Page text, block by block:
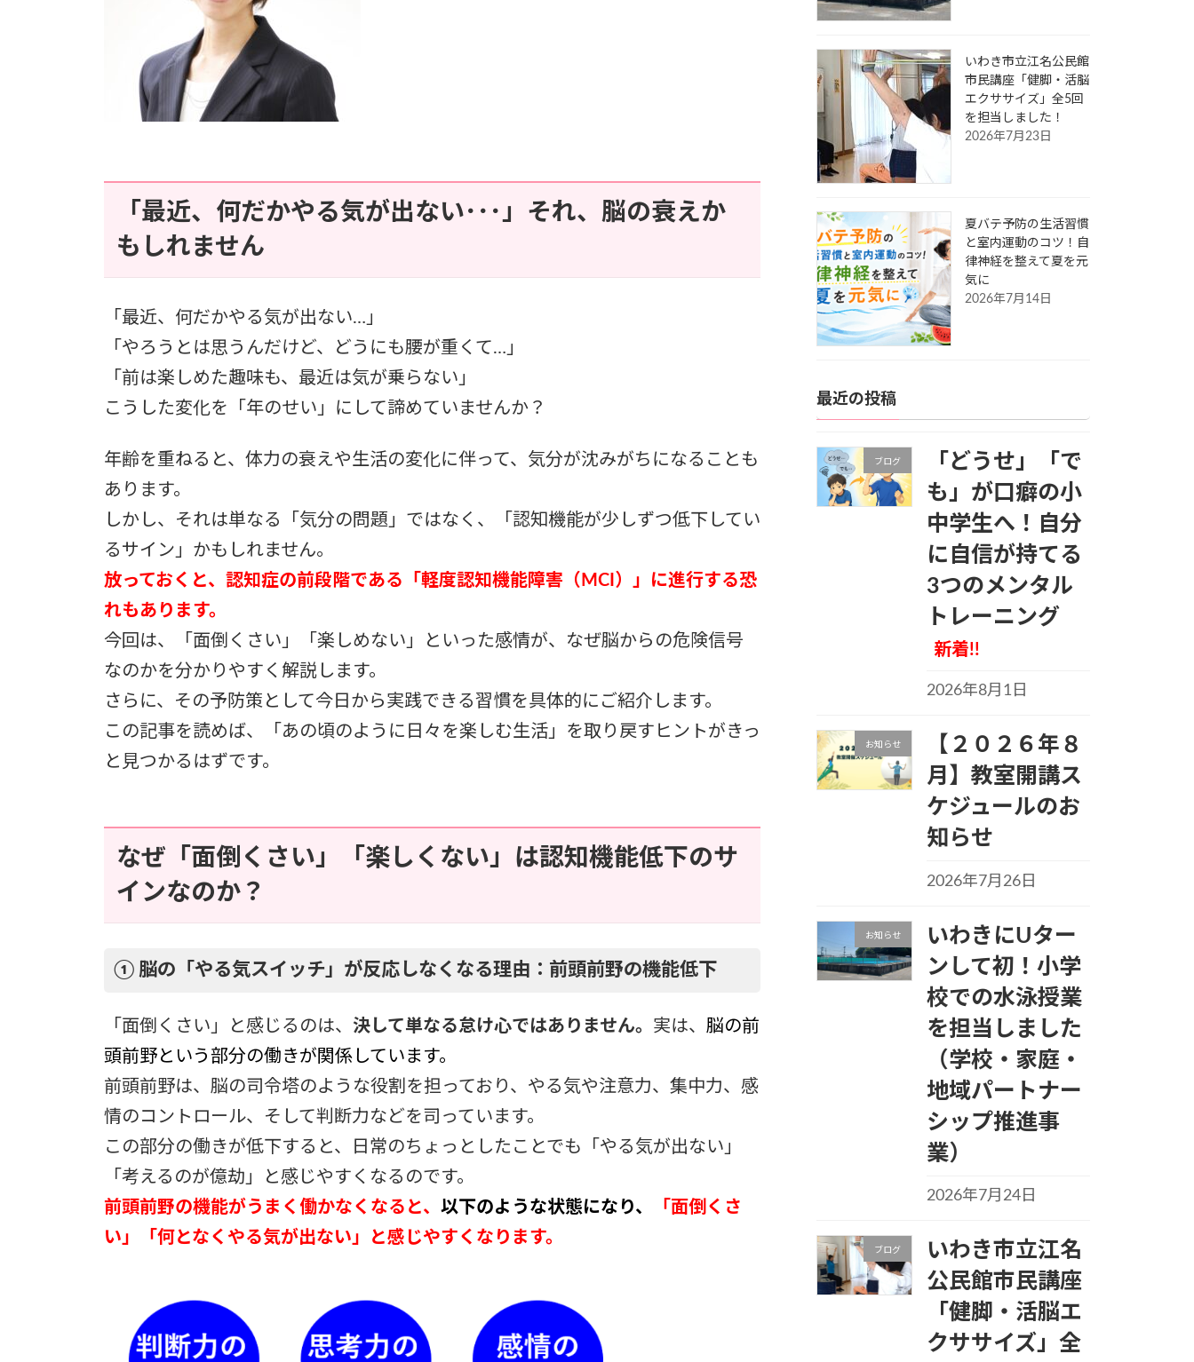
「最近、何だかやる気が出ない･･･」それ、脳の衰えか
もしれません
「最近、何だかやる気が出ない…」
「やろうとは思うんだけど、どうにも腰が重くて…」
「前は楽しめた趣味も、最近は気が乗らない」
こうした変化を「年のせい」にして諦めていませんか？
年齢を重ねると、体力の衰えや生活の変化に伴って、気分が沈みがちになることも
あります。
しかし、それは単なる「気分の問題」ではなく、「認知機能が少しずつ低下してい
るサイン」かもしれません。
放っておくと、認知症の前段階である「軽度認知機能障害（MCI）」に進行する恐
れもあります。
今回は、「面倒くさい」「楽しめない」といった感情が、なぜ脳からの危険信号
なのかを分かりやすく解説します。
さらに、その予防策として今日から実践できる習慣を具体的にご紹介します。
この記事を読めば、「あの頃のように日々を楽しむ生活」を取り戻すヒントがきっ
と見つかるはずです。
なぜ「面倒くさい」「楽しくない」は認知機能低下のサ
インなのか？
① 脳の「やる気スイッチ」が反応しなくなる理由：前頭前野の機能低下
「面倒くさい」と感じるのは、 決して単なる怠け心ではありません。 実は、 脳の前
頭前野という部分の働きが関係しています。
前頭前野は、脳の司令塔のような役割を担っており、やる気や注意力、集中力、感
情のコントロール、そして判断力などを司っています。
この部分の働きが低下すると、日常のちょっとしたことでも「やる気が出ない」
「考えるのが億劫」と感じやすくなるのです。
前頭前野の機能がうまく働かなくなると、 以下のような状態になり、
「面倒くさ
い」「何となくやる気が出ない」と感じやすくなります。
いわき市立江名公民館
市民講座「健脚・活脳
エクササイズ」全5回
を担当しました！
2026年7月23日
夏バテ予防の生活習慣
と室内運動のコツ！自
律神経を整えて夏を元
気に
2026年7月14日
最近の投稿
ブログ
「どうせ」「で
も」が口癖の小
中学生へ！自分
に自信が持てる
3つのメンタル
トレーニング
新着!!
2026年8月1日
お知らせ
【２０２６年８
月】教室開講ス
ケジュールのお
知らせ
2026年7月26日
お知らせ
いわきにUター
ンして初！小学
校での水泳授業
を担当しました
（学校・家庭・
地域パートナー
シップ推進事
業）
2026年7月24日
ブログ
いわき市立江名
公民館市民講座
「健脚・活脳エ
クササイズ」全